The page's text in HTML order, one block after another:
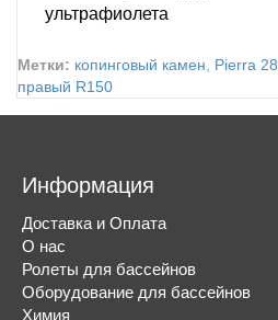
ультрафиолета
Метки: копинговый камен Pierra 28
правый R150
Информация
Доставка и Оплата
О нас
Ролеты для бассейнов
Оборудование для бассейнов
Химия